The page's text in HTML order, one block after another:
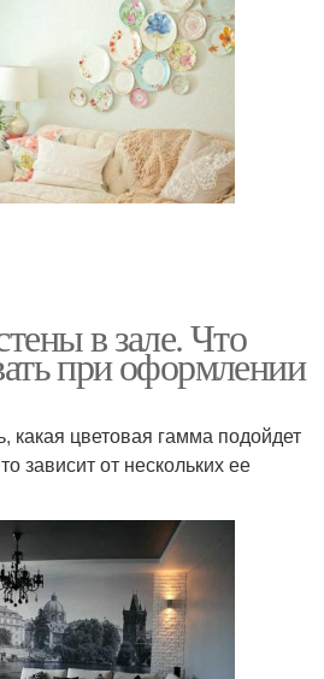
в зале. Что
при оформлении
цветовая гамма подойдет
зависит от нескольких ее